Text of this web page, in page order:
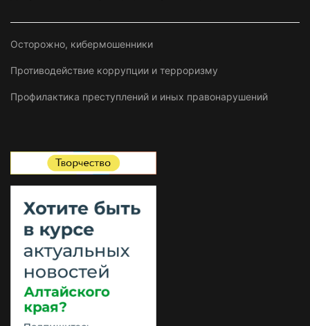
Осторожно, кибермошенники
Противодействие коррупции и терроризму
Профилактика преступлений и иных правонарушений